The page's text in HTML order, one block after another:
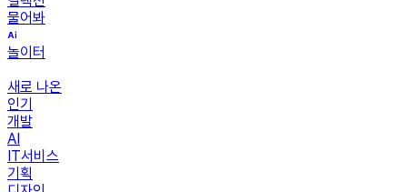
물어봐
놀이터
새로 나온
인기
개발
AI
IT서비스
기획